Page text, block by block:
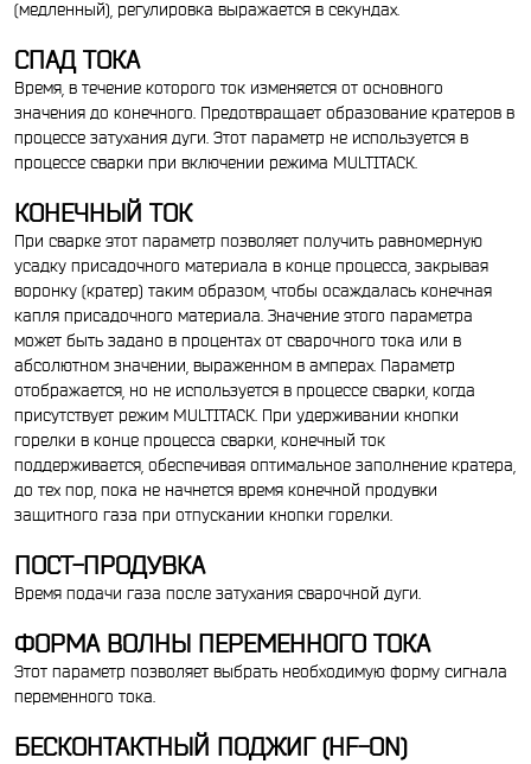
(медленный), регулировка выражается в секундах.
СПАД ТОКА
Время, в течение которого ток изменяется от основного
значения до конечного. Предотвращает образование кратеров в
процессе затухания дуги. Этот параметр не используется в
процессе сварки при включении режима MULTIТАСК.
КОНЕЧНЫЙ ТОК
При сварке этот параметр позволяет получить равномерную
усадку присадочного материала в конце процесса, закрывая
воронку (кратер) таким образом, чтобы осаждалась конечная
капля присадочного материала. Значение этого параметра
может быть задано в процентах от сварочного тока или в
абсолютном значении, выраженном в амперах. Параметр
отображается, но не используется в процессе сварки, когда
присутствует режим MULTIТАСК. При удерживании кнопки
горелки в конце процесса сварки, конечный ток
поддерживается, обеспечивая оптимальное заполнение кратера,
до тех пор, пока не начнется время конечной продувки
защитного газа при отпускании кнопки горелки.
ПОСТ-ПРОДУВКА
Время подачи газа после затухания сварочной дуги.
ФОРМА ВОЛНЫ ПЕРЕМЕННОГО ТОКА
Этот параметр позволяет выбрать необходимую форму сигнала
переменного тока.
БЕСКОНТАКТНЫЙ ПОДЖИГ (HF-ON)